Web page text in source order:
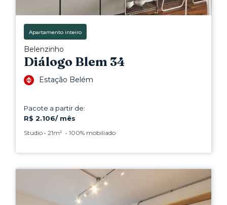
Apartamento inteiro
Belenzinho
Diálogo Blem 34
Estação Belém
Pacote a partir de:
R$ 2.106/ mês
Studio • 21m² • 100% mobiliado